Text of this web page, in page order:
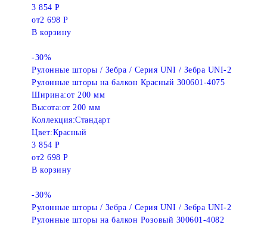
3 854 Р
от2 698 Р
В корзину
-30%
Рулонные шторы / Зебра / Серия UNI / Зебра UNI-2
Рулонные шторы на балкон Красный 300601-4075
Ширина:от 200 мм
Высота:от 200 мм
Коллекция:Стандарт
Цвет:Красный
3 854 Р
от2 698 Р
В корзину
-30%
Рулонные шторы / Зебра / Серия UNI / Зебра UNI-2
Рулонные шторы на балкон Розовый 300601-4082